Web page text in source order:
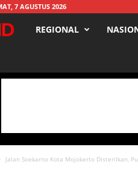
7 AGUSTUS 2026
s
REGIONAL
Jalan Soekarno Kota Mojokerto Disterilkan,